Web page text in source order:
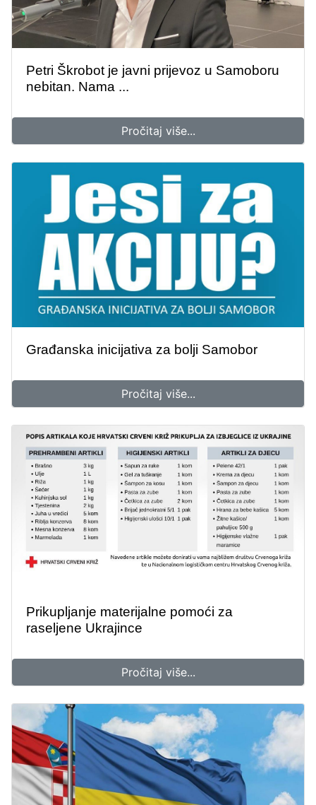
Petri Škrobot je javni prijevoz u Samoboru
nebitan. Nama ...
Pročitaj više...
Građanska inicijativa za bolji Samobor
Pročitaj više...
Prikupljanje materijalne pomoći za
raseljene Ukrajince
Pročitaj više...